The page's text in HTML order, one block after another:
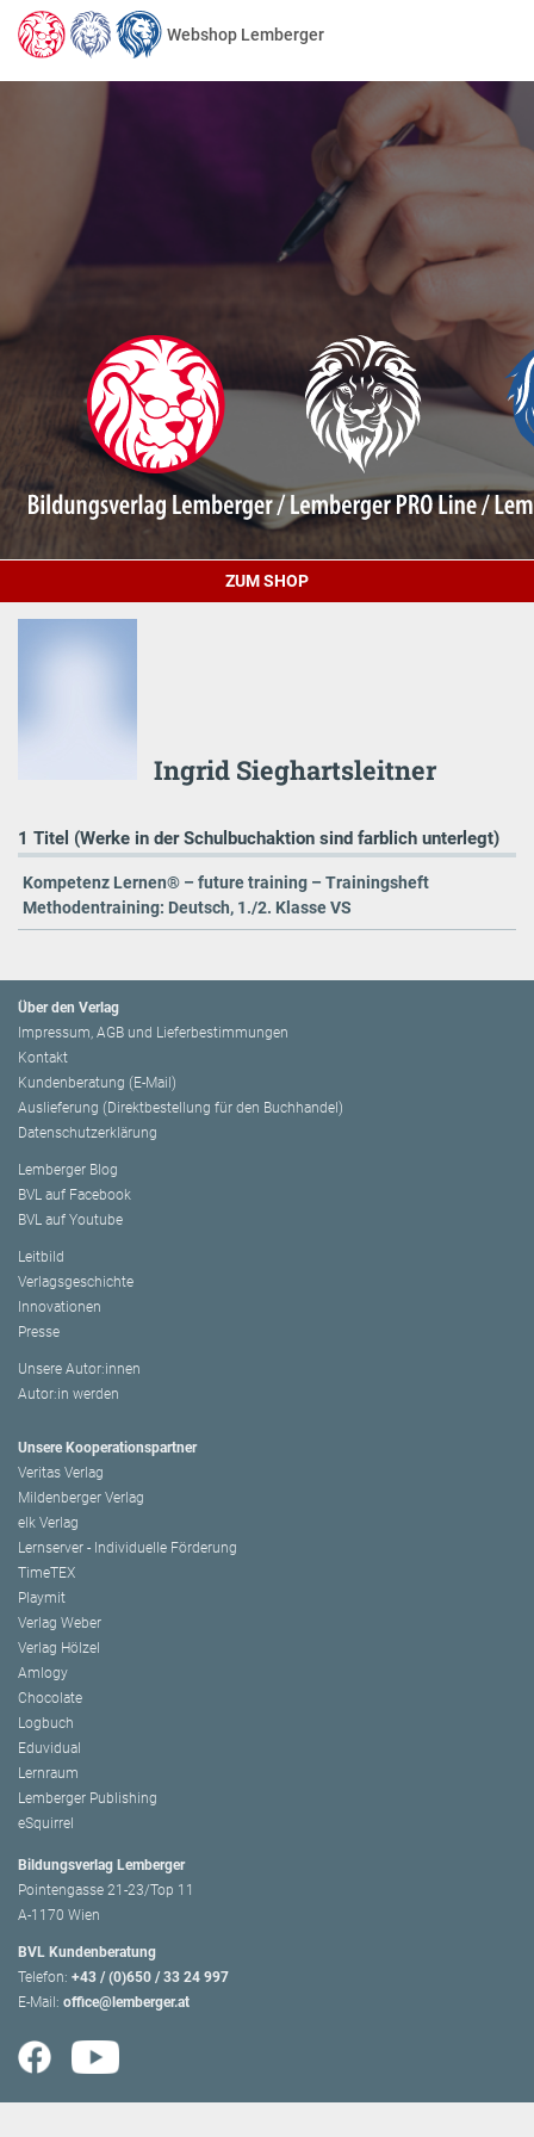
Webshop Lemberger
ZUM SHOP
Ingrid Sieghartsleitner
1 Titel (Werke in der Schulbuchaktion sind farblich unterlegt)
Kompetenz Lernen® – future training – Trainingsheft
Methodentraining: Deutsch, 1./2. Klasse VS
Über den Verlag
Impressum, AGB und Lieferbestimmungen
Kontakt
Kundenberatung (E-Mail)
Auslieferung (Direktbestellung für den Buchhandel)
Datenschutzerklärung
Lemberger Blog
BVL auf Facebook
BVL auf Youtube
Leitbild
Verlagsgeschichte
Innovationen
Presse
Unsere Autor:innen
Autor:in werden
Unsere Kooperationspartner
Veritas Verlag
Mildenberger Verlag
elk Verlag
Lernserver - Individuelle Förderung
TimeTEX
Playmit
Verlag Weber
Verlag Hölzel
Amlogy
Chocolate
Logbuch
Eduvidual
Lernraum
Lemberger Publishing
eSquirrel
Bildungsverlag Lemberger
Pointengasse 21-23/Top 11
A-1170 Wien
BVL Kundenberatung
Telefon: +43 / (0)650 / 33 24 997
E-Mail: office@lemberger.at